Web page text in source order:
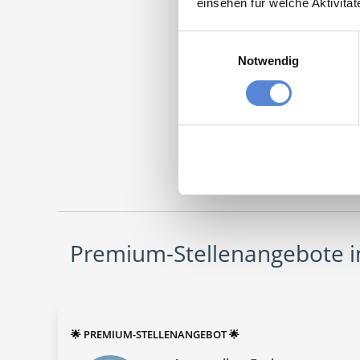
Notwendig
Premium-Stellenangebote
🌟 PREMIUM-STELLENANGEBOT 🌟